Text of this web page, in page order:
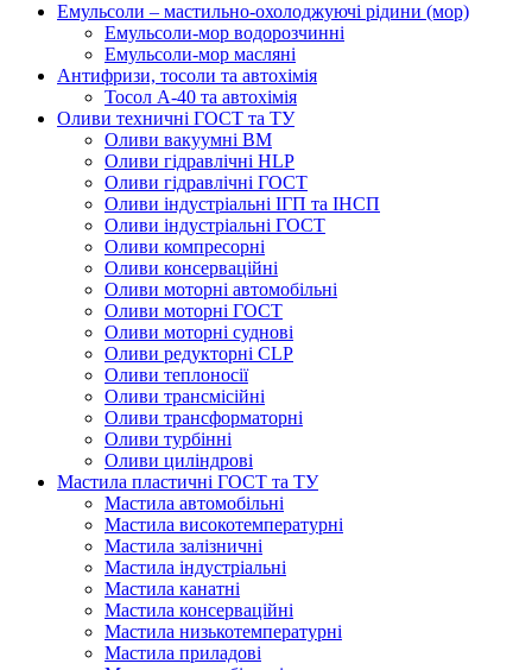
Емульсоли – мастильно-охолоджуючі рідини (мор)
Емульсоли-мор водорозчинні
Емульсоли-мор масляні
Антифризи, тосоли та автохімія
Тосол А-40 та автохімія
Оливи техничні ГОСТ та ТУ
Оливи вакуумні ВМ
Оливи гідравлічні HLP
Оливи гідравлічні ГОСТ
Оливи індустріальні ІГП та ІНСП
Оливи індустріальні ГОСТ
Оливи компресорні
Оливи консерваційні
Оливи моторні автомобільні
Оливи моторні ГОСТ
Оливи моторні суднові
Оливи редукторні CLP
Оливи теплоносії
Оливи трансмісійні
Оливи трансформаторні
Оливи турбінні
Оливи циліндрові
Мастила пластичні ГОСТ та ТУ
Мастила автомобільні
Мастила високотемпературні
Мастила залізничні
Мастила індустріальні
Мастила канатні
Мастила консерваційні
Мастила низькотемпературні
Мастила приладові